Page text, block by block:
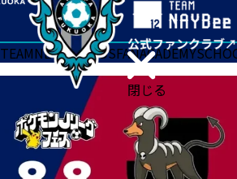
閉じる
TEAMNEWSGOODSFANACADEMY